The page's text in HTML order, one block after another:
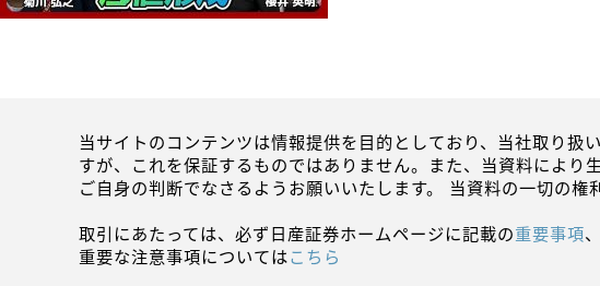
当サイトのコンテンツは情報提供を目的としており、当社取り
すが、これを保証するものではありません。また、当資料によ
ご自身の判断でなさるようお願いいたします。 当資料の一切の
取引にあたっては、必ず日産証券ホームページに記載の重要事項、
重要な注意事項についてはこちら